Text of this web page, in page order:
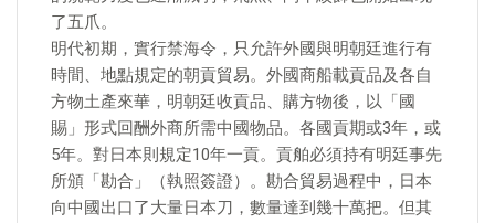
了五爪。
明代初期，實行禁海令，只允許外國與明朝廷進行有
時間、地點規定的朝貢貿易。外國商船載貢品及各自
方物土產來華，明朝廷收貢品、購方物後，以「國
賜」形式回酬外商所需中國物品。各國貢期或3年，或
5年。對日本則規定10年一貢。貢舶必須持有明廷事先
所頒「勘合」（執照簽證）。勘合貿易過程中，日本
向中國出口了大量日本刀，數量達到幾十萬把。但其